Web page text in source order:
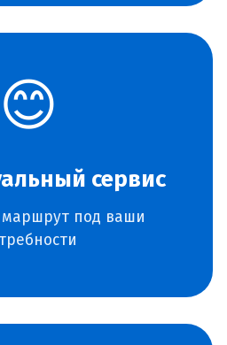
😊
сервис
под ваши